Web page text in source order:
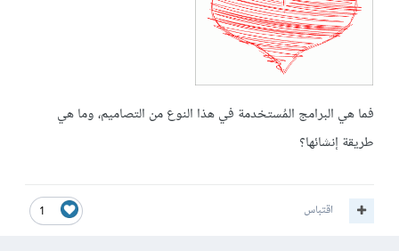
فما هي البرامج المُستخدمة في هذا النوع من التصاميم، وما هي
طريقة إنشائها؟
1 اقتباس